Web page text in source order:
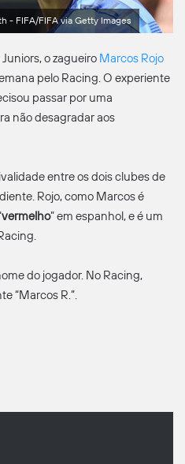
- FIFA/FIFA via Getty Images
o zagueiro Marcos Rojo
pelo Racing. O experiente
passar por uma
não desagradar aos
entre os dois clubes de
Rojo, como Marcos é
vermelho” em espanhol, e é um
do jogador. No Racing,
“Marcos R.”.